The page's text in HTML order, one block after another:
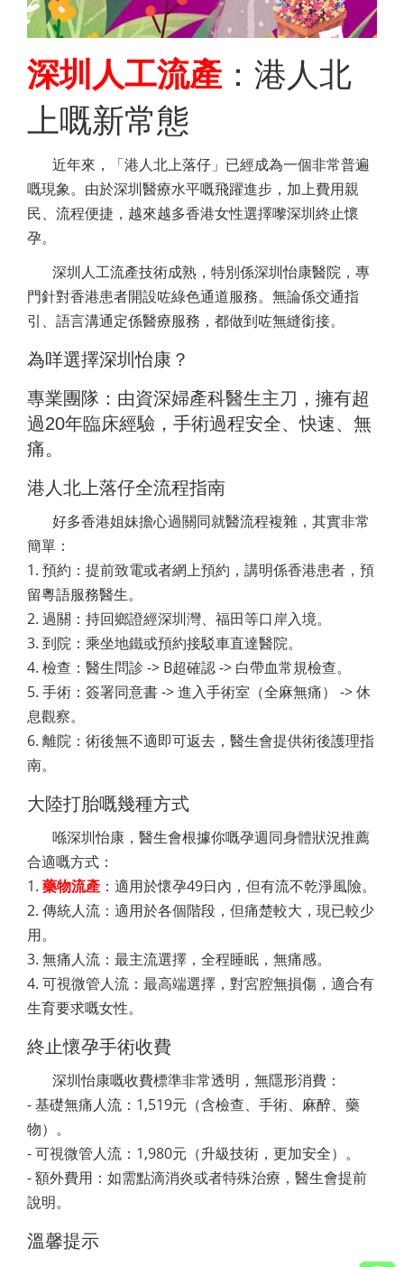
深圳人工流產 ：港人北
上嘅新常態
近年來，「港人北上落仔」已經成為一個非常普遍
嘅現象。由於深圳醫療水平嘅飛躍進步，加上費用親
民、流程便捷，越來越多香港女性選擇嚟深圳終止懷
孕。
深圳人工流產技術成熟，特別係深圳怡康醫院，專
門針對香港患者開設咗綠色通道服務。無論係交通指
引、語言溝通定係醫療服務，都做到咗無縫銜接。
為咩選擇深圳怡康？
專業團隊：由資深婦產科醫生主刀，擁有超
過20年臨床經驗，手術過程安全、快速、無
痛。
港人北上落仔全流程指南
好多香港姐妹擔心過關同就醫流程複雜，其實非常
簡單：
1. 預約：提前致電或者網上預約，講明係香港患者，預
留粵語服務醫生。
2. 過關：持回鄉證經深圳灣、福田等口岸入境。
3. 到院：乘坐地鐵或預約接駁車直達醫院。
4. 檢查：醫生問診 -> B超確認 -> 白帶血常規檢查。
5. 手術：簽署同意書 -> 進入手術室（全麻無痛） -> 休
息觀察。
6. 離院：術後無不適即可返去，醫生會提供術後護理指
南。
大陸打胎嘅幾種方式
喺深圳怡康，醫生會根據你嘅孕週同身體狀況推薦
合適嘅方式：
1. 藥物流產 ：適用於懷孕49日內，但有流不乾淨風險。
2. 傳統人流：適用於各個階段，但痛楚較大，現已較少
用。
3. 無痛人流：最主流選擇，全程睡眠，無痛感。
4. 可視微管人流：最高端選擇，對宮腔無損傷，適合有
生育要求嘅女性。
終止懷孕手術收費
深圳怡康嘅收費標準非常透明，無隱形消費：
- 基礎無痛人流：1,519元（含檢查、手術、麻醉、藥
物）。
- 可視微管人流：1,980元（升級技術，更加安全）。
- 額外費用：如需點滴消炎或者特殊治療，醫生會提前
說明。
溫馨提示